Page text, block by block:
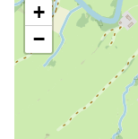
Español
Italiano
Português
+
−